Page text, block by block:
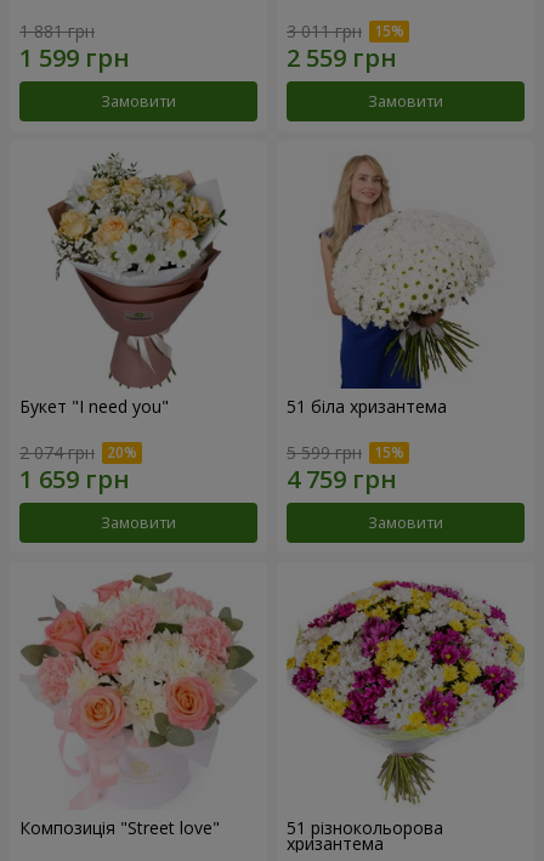
1 881 грн
Замовити
3 011 грн
Замовити
Букет "I need you"
2 074 грн
Замовити
51 біла хризантема
5 599 грн
Замовити
Композиція "Street love" 51 різнокольорова
хризантема